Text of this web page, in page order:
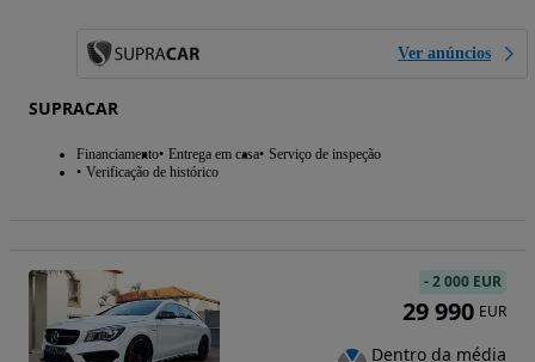
Ver anúncios
SUPRACAR
Financiamento Entrega em casa Serviço de inspeção
Verificação de histórico
-2 000 EUR
29 990 EUR
Dentro da média